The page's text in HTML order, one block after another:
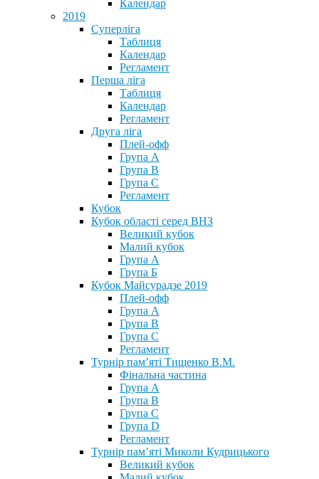
Календар
2019
Суперліга
Таблиця
Календар
Регламент
Перша ліга
Таблиця
Календар
Регламент
Друга ліга
Плей-офф
Група А
Група В
Група С
Регламент
Кубок
Кубок області серед ВНЗ
Великий кубок
Малий кубок
Група А
Група Б
Кубок Майсурадзе 2019
Плей-офф
Група А
Група В
Група С
Регламент
Турнір пам’яті Тищенко В.М.
Фінальна частина
Група А
Група В
Група С
Група D
Регламент
Турнір пам’яті Миколи Кудрицького
Великий кубок